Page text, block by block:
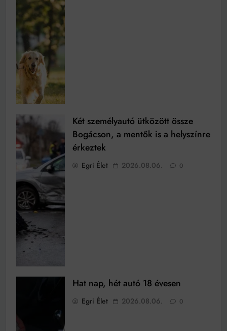
Két személyautó ütközött össze
Bogácson, a mentők is a helyszínre
érkeztek
Egri Élet 2026.08.06. 0
Hat nap, hét autó 18 évesen
Egri Élet 2026.08.06. 0